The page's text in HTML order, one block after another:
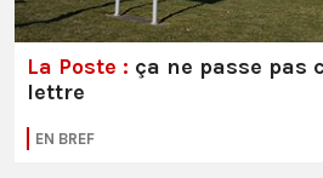
La Poste : ça ne passe pas
lettre
EN BREF